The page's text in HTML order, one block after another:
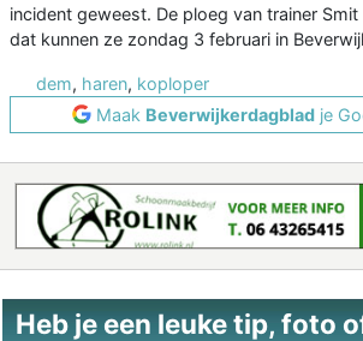
incident geweest. De ploeg van trainer
dat kunnen ze zondag 3 februari in
dem, haren, koploper
Maak Beverwijkerdagblad je
Heb je een leuke tip, foto